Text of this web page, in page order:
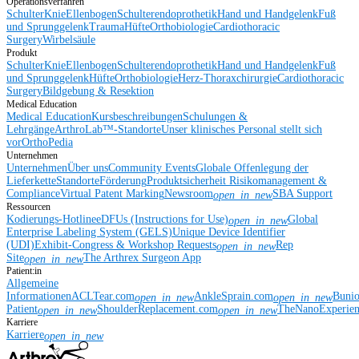
Operationsverfahren
SchulterKnieEllenbogenSchulterendoprothetikHand und HandgelenkFuß
und SprunggelenkTraumaHüfteOrthobiologieCardiothoracic
SurgeryWirbelsäule
Produkt
SchulterKnieEllenbogenSchulterendoprothetikHand und HandgelenkFuß
und SprunggelenkHüfteOrthobiologieHerz-ThoraxchirurgieCardiothoracic
SurgeryBildgebung & Resektion
Medical Education
Medical EducationKursbeschreibungenSchulungen &
LehrgängeArthroLab™-StandorteUnser klinisches Personal stellt sich
vorOrthoPedia
Unternehmen
UnternehmenÜber unsCommunity EventsGlobale Offenlegung der
LieferketteStandorteFörderungProduktsicherheit Risikomanagement &
ComplianceVirtual Patent MarkingNewsroomopen_in_newSBA Support
Ressourcen
Kodierungs-HotlineeDFUs (Instructions for Use)open_in_newGlobal
Enterprise Labeling System (GELS)Unique Device Identifier
(UDI)Exhibit-Congress & Workshop Requestsopen_in_newRep
Siteopen_in_newThe Arthrex Surgeon App
Patient:in
Allgemeine
InformationenACLTear.comopen_in_newAnkleSprain.comopen_in_new
Patientopen_in_newShoulderReplacement.comopen_in_new
Karriere
Karriereopen_in_new